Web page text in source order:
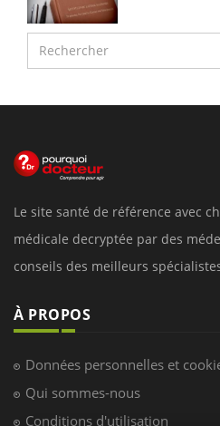
Le site santé de référence avec
médicale decryptée par des
conseils des meilleurs
À PROPOS
Données personnelles et
Qui sommes-nous
Conditions d'utilisation